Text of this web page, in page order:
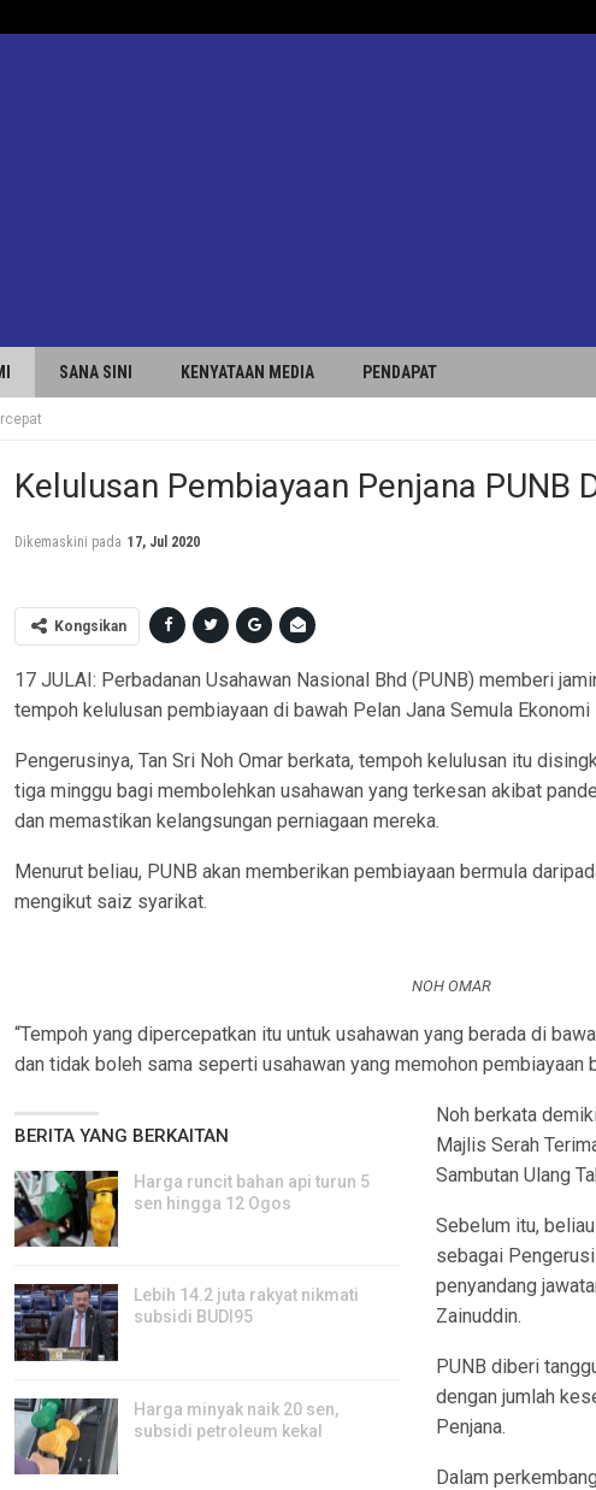
SANA SINI KENYATAAN MEDIA PENDAPAT
Kelulusan Pembiayaan Penjana PUNB
Dikemaskini pada 17, Jul 2020
Kongsikan
17 JULAI: Perbadanan Usahawan Nasional Bhd (PUNB) memberi
tempoh kelulusan pembiayaan di bawah Pelan Jana Semula
Pengerusinya, Tan Sri Noh Omar berkata, tempoh kelulusan itu
tiga minggu bagi membolehkan usahawan yang terkesan akibat
dan memastikan kelangsungan perniagaan mereka.
Menurut beliau, PUNB akan memberikan pembiayaan bermula
mengikut saiz syarikat.
NOH OMAR
“Tempoh yang dipercepatkan itu untuk usahawan yang berada di
dan tidak boleh sama seperti usahawan yang memohon pembiayaan
BERITA YANG BERKAITAN
Harga runcit bahan api turun 5
sen hingga 12 Ogos
Lebih 14.2 juta rakyat nikmati
subsidi BUDI95
Harga minyak naik 20 sen,
subsidi petroleum kekal
Noh berkata
Majlis Serah
Sambutan Ulang
Sebelum itu,
sebagai
penyandang
Zainuddin.
PUNB diberi
dengan jumlah
Penjana.
Dalam